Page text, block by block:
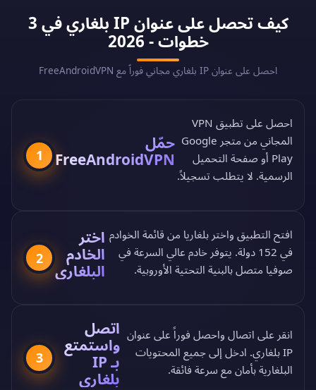
كيف تحصل على عنوان IP بلغاري في 3
خطوات - 2026
احصل على عنوان IP بلغاري مجاني فوراً مع FreeAndroidVPN
1
حمّل
FreeAndroidVPN
احصل على تطبيق VPN
المجاني من
متجر Google
Play أو صفحة التحميل
الرسمية. لا يتطلب تسجيلاً.
2
اختر
الخادم
البلغاري
افتح التطبيق واختر بلغاريا من قائمة الخوادم
في 152 دولة
. يتوفر خادم عالي السرعة في
صوفيا متصل بالبنية التحتية الأوروبية.
3
اتصل
واستمتع
بـ IP
بلغاري
انقر على اتصال واحصل فوراً على عنوان
IP بلغاري. ادخل إلى جميع المحتويات
البلغارية بأمان مع سرعة فائقة.